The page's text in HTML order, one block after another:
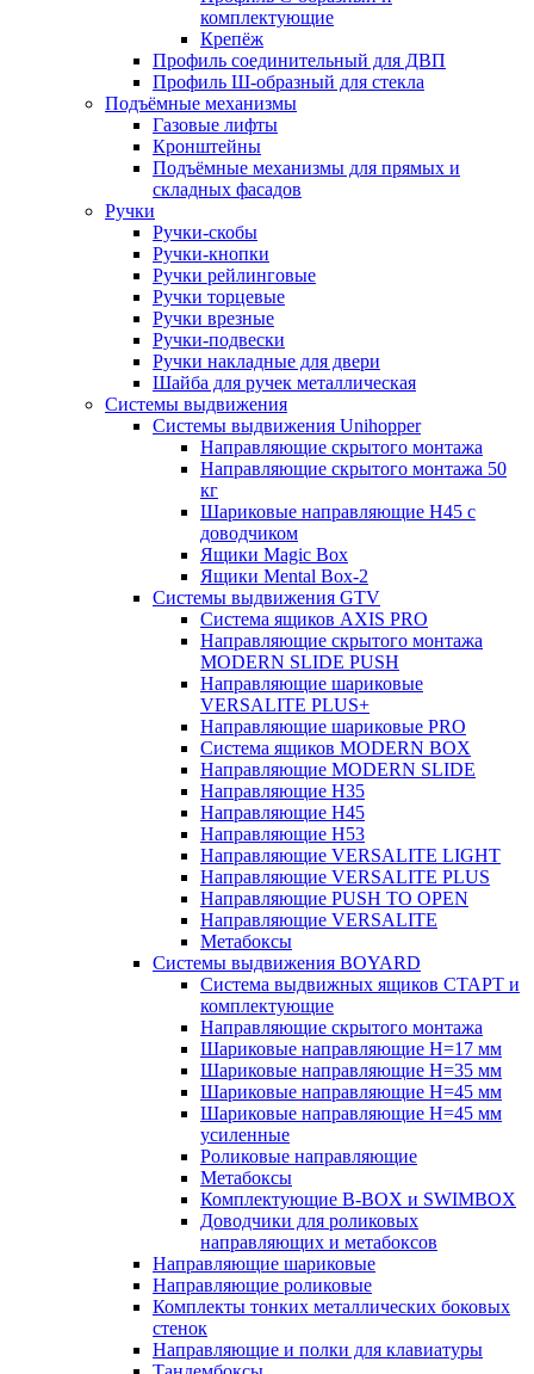
комплектующие
Крепёж
Профиль соединительный для ДВП
Профиль Ш-образный для стекла
Подъёмные механизмы
Газовые лифты
Кронштейны
Подъёмные механизмы для прямых и
складных фасадов
Ручки
Ручки-скобы
Ручки-кнопки
Ручки рейлинговые
Ручки торцевые
Ручки врезные
Ручки-подвески
Ручки накладные для двери
Шайба для ручек металлическая
Системы выдвижения
Системы выдвижения Unihopper
Направляющие скрытого монтажа
Направляющие скрытого монтажа 50
кг
Шариковые направляющие H45 с
доводчиком
Ящики Magic Box
Ящики Mental Box-2
Системы выдвижения GTV
Система ящиков AXIS PRO
Направляющие скрытого монтажа
MODERN SLIDE PUSH
Направляющие шариковые
VERSALITE PLUS+
Направляющие шариковые PRO
Система ящиков MODERN BOX
Направляющие MODERN SLIDE
Направляющие H35
Направляющие H45
Направляющие H53
Направляющие VERSALITE LIGHT
Направляющие VERSALITE PLUS
Направляющие PUSH TO OPEN
Направляющие VERSALITE
Метабоксы
Системы выдвижения BOYARD
Система выдвижных ящиков СТАРТ и
комплектующие
Направляющие скрытого монтажа
Шариковые направляющие H=17 мм
Шариковые направляющие H=35 мм
Шариковые направляющие H=45 мм
Шариковые направляющие H=45 мм
усиленные
Роликовые направляющие
Метабоксы
Комплектующие B-BOX и SWIMBOX
Доводчики для роликовых
направляющих и метабоксов
Направляющие шариковые
Направляющие роликовые
Комплекты тонких металлических боковых
стенок
Направляющие и полки для клавиатуры